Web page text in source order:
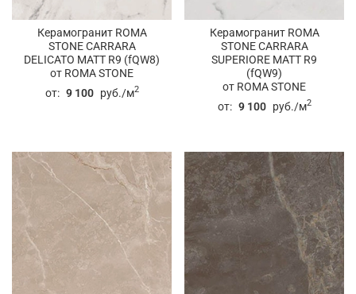
Керамогранит ROMA
STONE CARRARA
DELICATO MATT R9 (fQW8)
от ROMA STONE
от: 9 100 руб./м2
Керамогранит ROMA
STONE CARRARA
SUPERIORE MATT R9
(fQW9)
от ROMA STONE
от: 9 100 руб./м2